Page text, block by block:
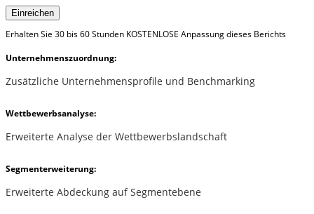
Einreichen
Erhalten Sie 30 bis 60 Stunden KOSTENLOSE Anpassung dieses Berichts
Unternehmenszuordnung:
Zusätzliche Unternehmensprofile und Benchmarking
Wettbewerbsanalyse:
Erweiterte Analyse der Wettbewerbslandschaft
Segmenterweiterung:
Erweiterte Abdeckung auf Segmentebene